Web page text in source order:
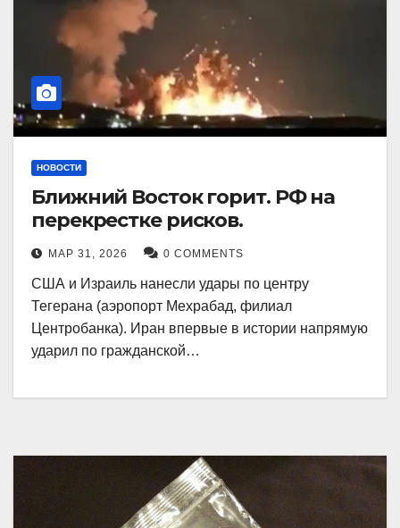
НОВОСТИ
Ближний Восток горит. РФ на
перекрестке рисков.
МАР 31, 2026 0 COMMENTS
США и Израиль нанесли удары по центру
Тегерана (аэропорт Мехрабад, филиал
Центробанка). Иран впервые в истории напрямую
ударил по гражданской…